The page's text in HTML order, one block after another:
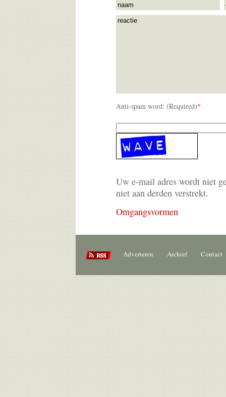
Anti-spam word: (Required)*
Uw e-mail adres wordt niet
niet aan derden verstrekt.
Omgangsvormen
Adverteren Archief Contact